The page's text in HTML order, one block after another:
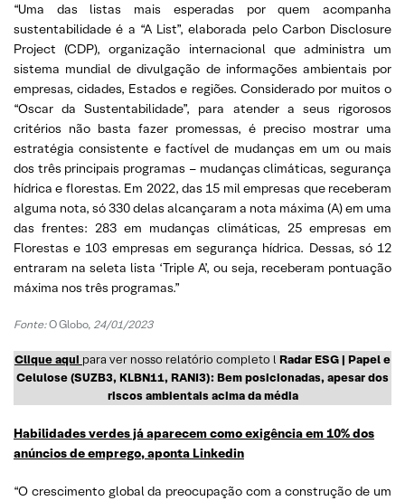
“Uma das listas mais esperadas por quem acompanha
sustentabilidade é a “A List”, elaborada pelo Carbon Disclosure
Project (CDP), organização internacional que administra um
sistema mundial de divulgação de informações ambientais por
empresas, cidades, Estados e regiões. Considerado por muitos o
“Oscar da Sustentabilidade”, para atender a seus rigorosos
critérios não basta fazer promessas, é preciso mostrar uma
estratégia consistente e factível de mudanças em um ou mais
dos três principais programas – mudanças climáticas, segurança
hídrica e florestas. Em 2022, das 15 mil empresas que receberam
alguma nota, só 330 delas alcançaram a nota máxima (A) em uma
das frentes: 283 em mudanças climáticas, 25 empresas em
Florestas e 103 empresas em segurança hídrica. Dessas, só 12
entraram na seleta lista ‘Triple A’, ou seja, receberam pontuação
máxima nos três programas.”
Fonte:O Globo, 24/01/2023
Clique aqui para ver nosso relatório completo l Radar ESG | Papel e
Celulose (SUZB3, KLBN11, RANI3): Bem posicionadas, apesar dos
riscos ambientais acima da média
Habilidades verdes já aparecem como exigência em 10% dos
anúncios de emprego, aponta Linkedin
“O crescimento global da preocupação com a construção de um